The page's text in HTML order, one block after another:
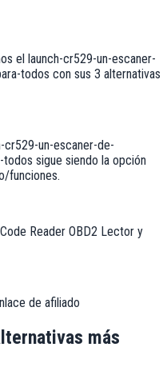
el launch-cr529-un-escaner-
todos con sus 3 alternativas
cr529-un-escaner-de-
todos sigue siendo la opción
funciones.
Reader OBD2 Lector y
de afiliado
más